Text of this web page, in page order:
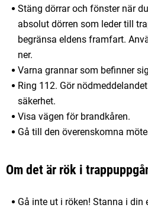
Stäng dörrar och fönster när
absolut dörren som leder till
begränsa eldens framfart.
ner.
Varna grannar som befinner
Ring 112. Gör
säkerhet.
Visa vägen för brandkåren.
Gå till den överenskomna
Om det är rök i
Gå inte ut i röken! Stanna i din